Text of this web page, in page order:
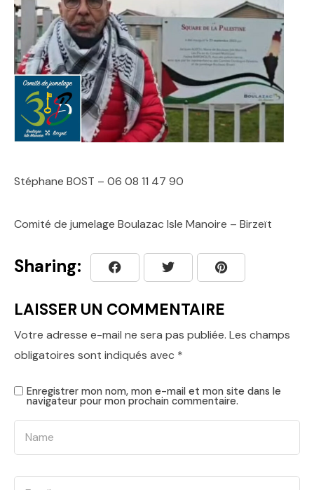
Stéphane BOST – 06 08 11 47 90
Comité de jumelage Boulazac Isle Manoire – Birzeït
Sharing:
LAISSER UN COMMENTAIRE
Votre adresse e-mail ne sera pas publiée. Les champs
obligatoires sont indiqués avec *
Enregistrer mon nom, mon e-mail et mon site dans le
navigateur pour mon prochain commentaire.